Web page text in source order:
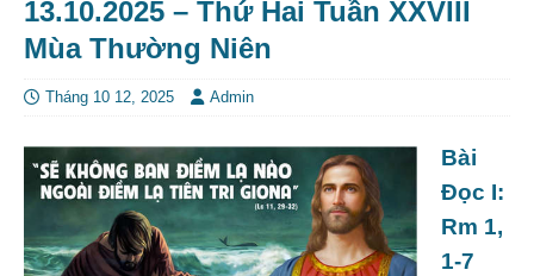
13.10.2025 – Thứ Hai Tuần XXVIII
Mùa Thường Niên
Tháng 10 12, 2025 Admin
Bài
Ðọc I:
Rm 1,
1-7